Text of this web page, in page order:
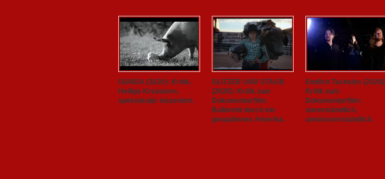
GUNDA (2020): Kritik.
Heilige Kreaturen,
spektakulär inszeniert.
GLITZER UND STAUB
(2020): Kritik zum
Dokumentarfilm.
Bullenritt durch ein
gespaltenes Amerika.
Endlich Tacheles (2020)
Kritik zum
Dokumentarfilm:
unverständlich,
unmissverständlich.